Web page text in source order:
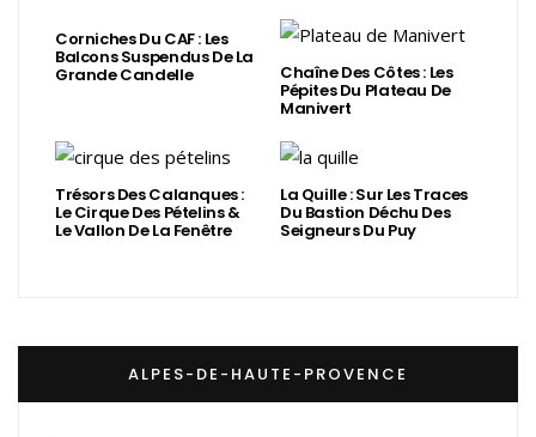
Corniches Du CAF : Les
Balcons Suspendus De La
Grande Candelle Chaîne Des Côtes : Les
Pépites Du Plateau De
Manivert
Trésors Des Calanques :
Le Cirque Des Pételins &
Le Vallon De La Fenêtre
La Quille : Sur Les Traces
Du Bastion Déchu Des
Seigneurs Du Puy
ALPES-DE-HAUTE-PROVENCE